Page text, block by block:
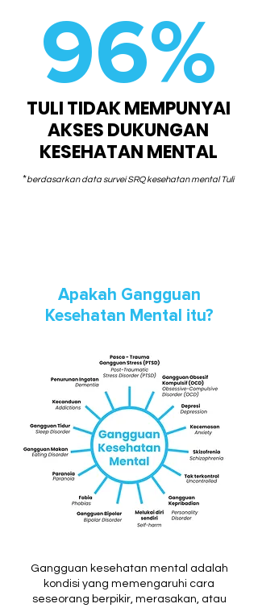
96%
TULI TIDAK MEMPUNYAI
AKSES DUKUNGAN
KESEHATAN MENTAL
*berdasarkan data survei SRQ kesehatan mental Tuli
Apakah Gangguan
Kesehatan Mental itu?
Gangguan kesehatan mental adalah
kondisi yang memengaruhi cara
seseorang berpikir, merasakan, atau